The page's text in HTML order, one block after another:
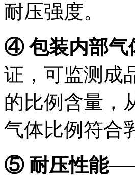
耐压强度。
④ 包装内部气
证，可监测成
的比例含量，
气体比例符合
⑤ 耐压性能